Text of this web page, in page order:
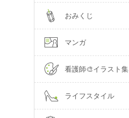
おみくじ
マンガ
看護師🎨イラスト集
ライフスタイル